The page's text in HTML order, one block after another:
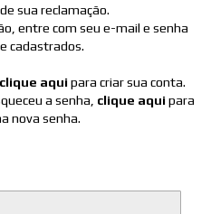
sua reclamação.
entre com seu e-mail e senha
cadastrados.
clique aquipara criar sua conta.
a senha, clique aquipara
nova senha.